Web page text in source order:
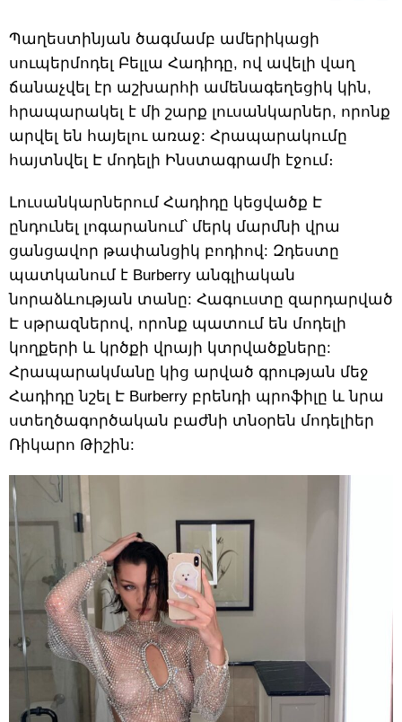
Պաղեստինյան ծագմամբ ամերիկացի
սուպերմոդել Բելլա Հադիդը, ով ավելի վաղ
ճանաչվել էր աշխարհի ամենագեղեցիկ կին,
հրապարակել է մի շարք լուսանկարներ, որոնք
արվել են հայելու առաջ: Հրապարակումը
հայտնվել Է մոդելի Ինստագրամի էջում։
Լուսանկարներում Հադիդը կեցվածք Է
ընդունել լոգարանում՝ մերկ մարմնի վրա
ցանցավոր թափանցիկ բոդիով: Զդեստը
պատկանում է Burberry անգլիական
նորաձևության տանը: Հագուստը զարդարված
Է սթրազներով, որոնք պատում են մոդելի
կողքերի և կրծքի վրայի կտրվածքները:
Հրապարակմանը կից արված գրության մեջ
Հադիդը նշել Է Burberry բրենդի պրոֆիլը և նրա
ստեղծագործական բաժնի տնօրեն մոդելիեր
Ռիկարո Թիշին: